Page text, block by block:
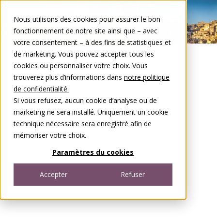
Nous utilisons des cookies pour assurer le bon
fonctionnement de notre site ainsi que – avec
votre consentement – à des fins de statistiques et
de marketing. Vous pouvez accepter tous les
cookies ou personnaliser votre choix. Vous
trouverez plus d’informations dans notre politique
de confidentialité.
Si vous refusez, aucun cookie d’analyse ou de
marketing ne sera installé. Uniquement un cookie
technique nécessaire sera enregistré afin de
mémoriser votre choix.
Paramètres du cookies
Accepter Refuser
DEFR
Open menu